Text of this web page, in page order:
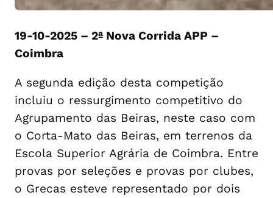
19-10-2025 – 2ª Nova Corrida APP –
Coimbra
A segunda edição desta competição
incluiu o ressurgimento competitivo do
Agrupamento das Beiras, neste caso com
o Corta-Mato das Beiras, em terrenos da
Escola Superior Agrária de Coimbra. Entre
provas por seleções e provas por clubes,
o Grecas esteve representado por dois